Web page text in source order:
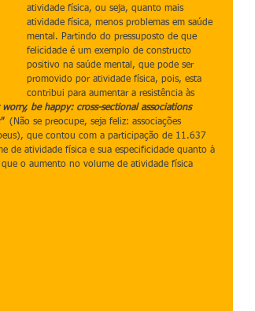
atividade física, ou seja, quanto mais
atividade física, menos problemas em saúde
mental. Partindo do pressuposto de que
felicidade é um exemplo de constructo
positivo na saúde mental, que pode ser
promovido por atividade física, pois, esta
contribui para aumentar a resistência às
be happy: cross-sectional associations
(Não se preocupe, seja feliz: associações
que contou com a participação de 11.637
de atividade física e sua especificidade quanto à
o aumento no volume de atividade física